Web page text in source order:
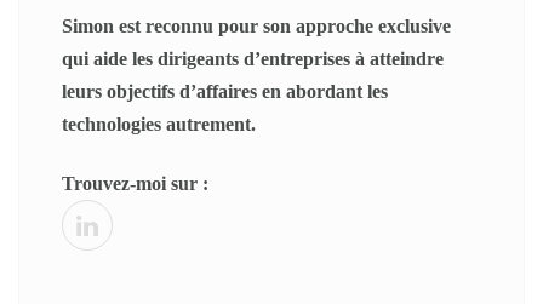
Simon est reconnu pour son approche exclusive
qui aide les dirigeants d’entreprises à atteindre
leurs objectifs d’affaires en abordant les
technologies autrement.
Trouvez-moi sur :